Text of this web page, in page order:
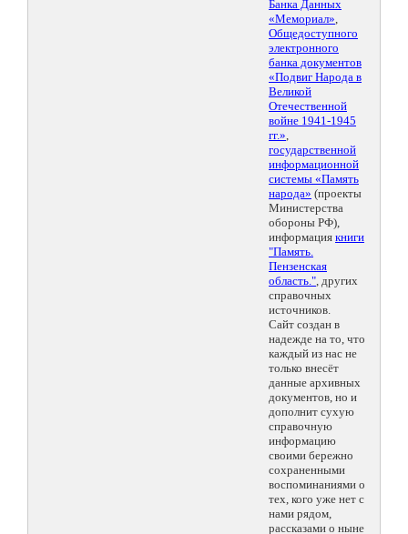
Банка Данных
«Мемориал»,
Общедоступного
электронного
банка документов
«Подвиг Народа в
Великой
Отечественной
войне 1941-1945
гг.»,
государственной
информационной
системы «Память
народа» (проекты
Министерства
обороны РФ),
информация книги
"Память.
Пензенская
область.", других
справочных
источников.
Сайт создан в
надежде на то, что
каждый из нас не
только внесёт
данные архивных
документов, но и
дополнит сухую
справочную
информацию
своими бережно
сохраненными
воспоминаниями о
тех, кого уже нет с
нами рядом,
рассказами о ныне